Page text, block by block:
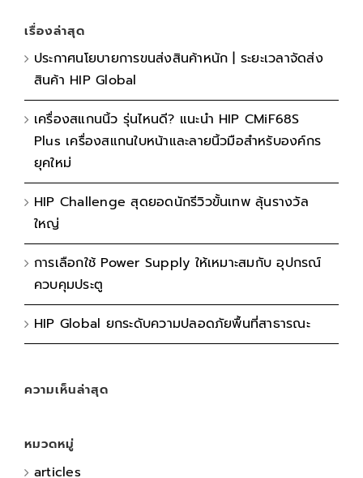
เรื่องล่าสุด
ประกาศนโยบายการขนส่งสินค้าหนัก | ระยะเวลาจัดส่ง
สินค้า HIP Global
เครื่องสแกนนิ้ว รุ่นไหนดี? แนะนำ HIP CMiF68S
Plus เครื่องสแกนใบหน้าและลายนิ้วมือสำหรับองค์กร
ยุคใหม่
HIP Challenge สุดยอดนักรีวิวขั้นเทพ ลุ้นรางวัล
ใหญ่
การเลือกใช้ Power Supply ให้เหมาะสมกับ อุปกรณ์
ควบคุมประตู
HIP Global ยกระดับความปลอดภัยพื้นที่สาธารณะ
ความเห็นล่าสุด
หมวดหมู่
articles